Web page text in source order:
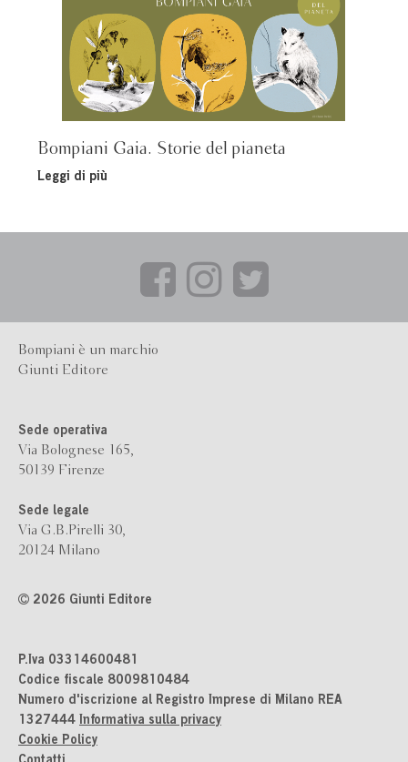
Bompiani Gaia. Storie del pianeta
Leggi di più
Bompiani è un marchio
Giunti Editore
Sede operativa
Via Bolognese 165,
50139 Firenze
Sede legale
Via G.B.Pirelli 30,
20124 Milano
2026 Giunti Editore
P.Iva 03314600481
Codice fiscale 8009810484
Numero d'iscrizione al Registro Imprese di Milano REA
1327444 Informativa sulla privacy
Cookie Policy